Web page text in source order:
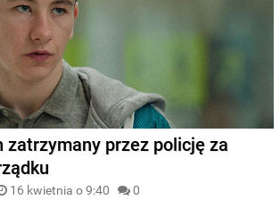
zatrzymany przez policję za
16 kwietnia o 9:40 0